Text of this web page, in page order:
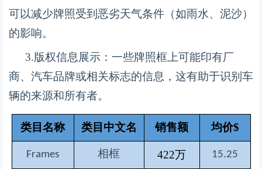
可以减少牌照受到恶劣天气条件（如雨水、泥沙）
的影响。
3.版权信息展示：一些牌照框上可能印有厂
商、汽车品牌或相关标志的信息，这有助于识别车
辆的来源和所有者。
类目名称 类目中文名 销售额 均价$
Frames 相框 422万 15.25